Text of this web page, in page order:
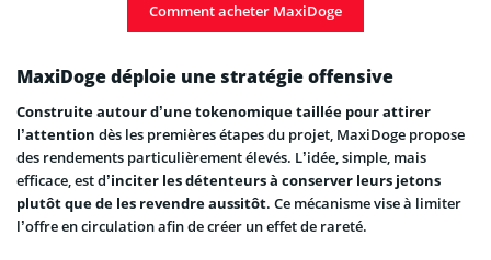
Comment acheter MaxiDoge
MaxiDoge déploie une stratégie offensive
Construite autour d’une tokenomique taillée pour attirer
l’attention dès les premières étapes du projet, MaxiDoge propose
des rendements particulièrement élevés. L’idée, simple, mais
efficace, est d’inciter les détenteurs à conserver leurs jetons
plutôt que de les revendre aussitôt. Ce mécanisme vise à limiter
l’offre en circulation afin de créer un effet de rareté.